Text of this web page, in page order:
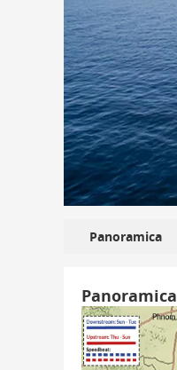
Panoramica
Panoramica